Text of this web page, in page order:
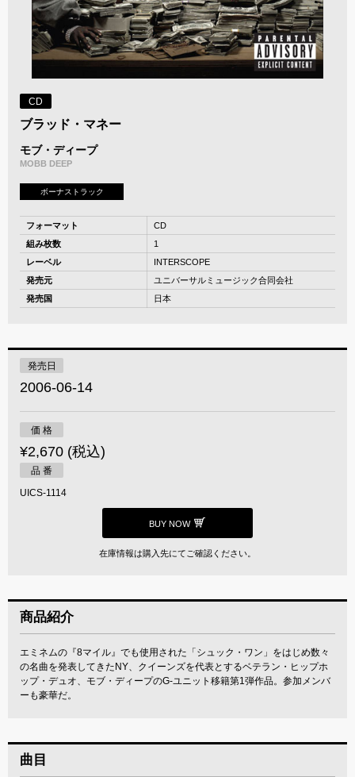
CD
ブラッド・マネー
モブ・ディープ
MOBB DEEP
ボーナストラック
フォーマット
CD
組み枚数
1
レーベル
INTERSCOPE
発売元
ユニバーサルミュージック合同会社
発売国
日本
発売日
2006-06-14
価 格
¥2,670 (税込)
品 番
UICS-1114
BUY NOW
在庫情報は購入先にてご確認ください。
商品紹介
エミネムの『8マイル』でも使用された「シュック・ワン」をはじめ数々
の名曲を発表してきたNY、クイーンズを代表とするベテラン・ヒップホ
ップ・デュオ、モブ・ディープのG-ユニット移籍第1弾作品。参加メンバ
ーも豪華だ。
曲目